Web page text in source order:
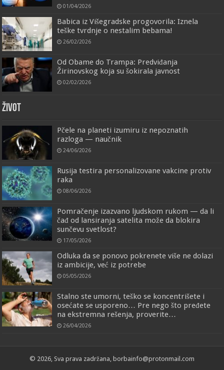
01/04/2026
Babica iz Višegradske progovorila: Iznela
teške tvrdnje o nestalim bebama!
26/02/2026
Od Obame do Trampa: Predviđanja
Žirinovskog koja su šokirala javnost
02/02/2026
ŽIVOT
Pčele na planeti izumiru iz nepoznatih
razloga — naučnik
24/06/2026
Rusija testira personalizovane vakcine protiv
raka
08/06/2026
Pomračenje izazvano ljudskom rukom — da li
čađ od lansiranja satelita može da blokira
sunčevu svetlost?
17/05/2026
Odluka da se ponovo pokrenete više ne dolazi
iz ambicije, već iz potrebe
05/05/2026
Stalno ste umorni, teško se koncentrišete i
osećate se usporeno… Pre nego što pređete
na ekstremna rešenja, proverite…
26/04/2026
© 2026, Sva prava zadržana, borbainfo@protonmail.com